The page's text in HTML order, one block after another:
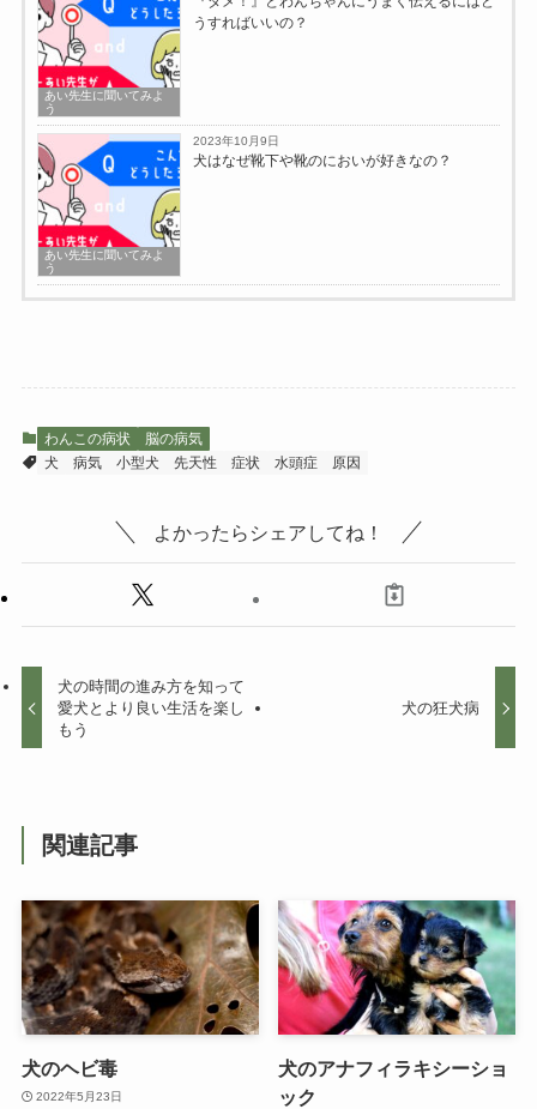
あい先生に聞いてみよ
う
うすればいいの？
あい先生に聞いてみよ
う
2023年10月9日
犬はなぜ靴下や靴のにおいが好きなの？
わんこの病状
脳の病気
犬
病気 小型犬 先天性 症状 水頭症 原因
よかったらシェアしてね！
犬の時間の進み方を知って
愛犬とより良い生活を楽し
もう
犬の狂犬病
関連記事
犬のヘビ毒
2022年5月23日
犬のアナフィラキシーショ
ック